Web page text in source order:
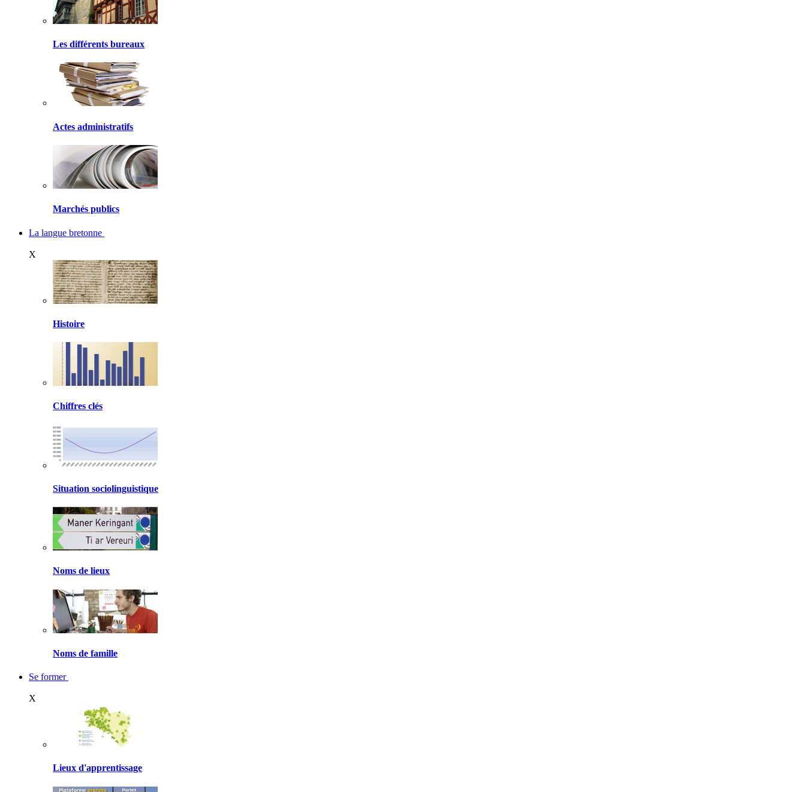
Les différents bureaux
Actes administratifs
Marchés publics
La langue bretonne
X
Histoire
Chiffres clés
Situation sociolinguistique
Noms de lieux
Noms de famille
Se former
X
Lieux d'apprentissage